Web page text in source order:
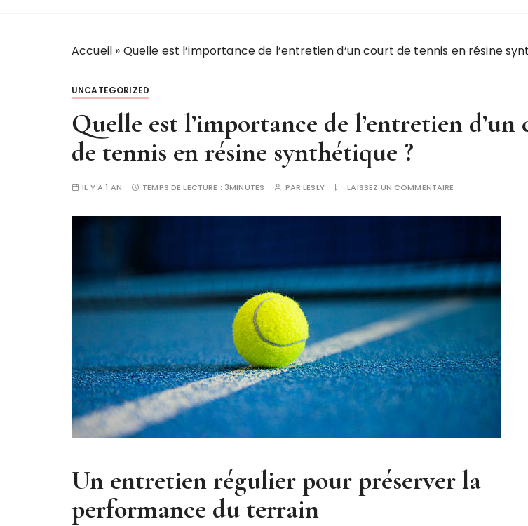
Accueil » Quelle est l’importance de l’entretien d’un court de tennis en résine
UNCATEGORIZED
Quelle est l’importance de l’entretien d’un
de tennis en résine synthétique ?
IL Y A 1 AN TEMPS DE LECTURE : 3MINUTES PARLESLY LAISSEZ UN COMMENTAIRE
Un entretien régulier pour préserver la
performance du terrain